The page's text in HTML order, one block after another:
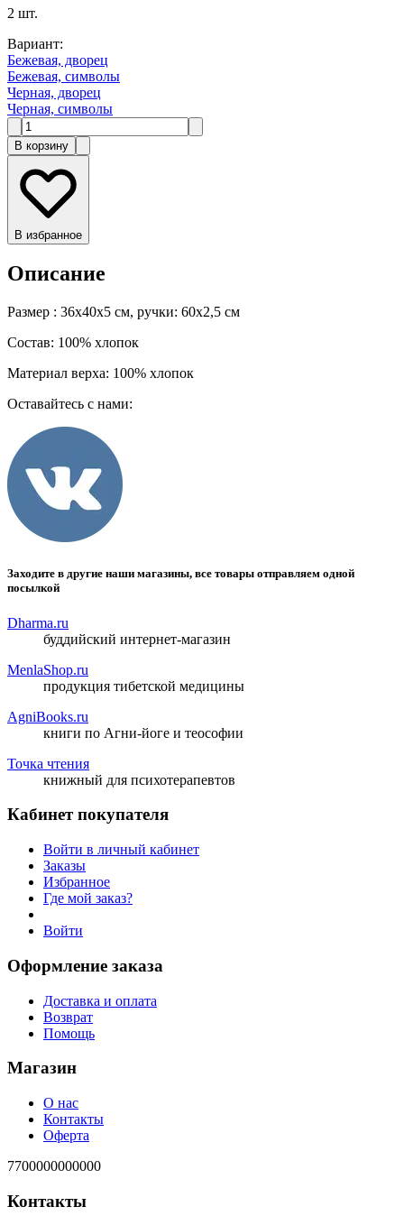
2 шт.
Вариант:
Бежевая, дворец
Бежевая, символы
Черная, дворец
Черная, символы
В корзину
В избранное
Описание
Размер : 36х40х5 см, ручки: 60х2,5 см
Состав: 100% хлопок
Материал верха: 100% хлопок
Оставайтесь с нами:
Заходите в другие наши магазины, все товары отправляем одной
посылкой
Dharma.ru
буддийский интернет-магазин
MenlaShop.ru
продукция тибетской медицины
AgniBooks.ru
книги по Агни-йоге и теософии
Точка чтения
книжный для психотерапевтов
Кабинет покупателя
Войти в личный кабинет
Заказы
Избранное
Где мой заказ?
Войти
Оформление заказа
Доставка и оплата
Возврат
Помощь
Магазин
О нас
Контакты
Оферта
7700000000000
Контакты